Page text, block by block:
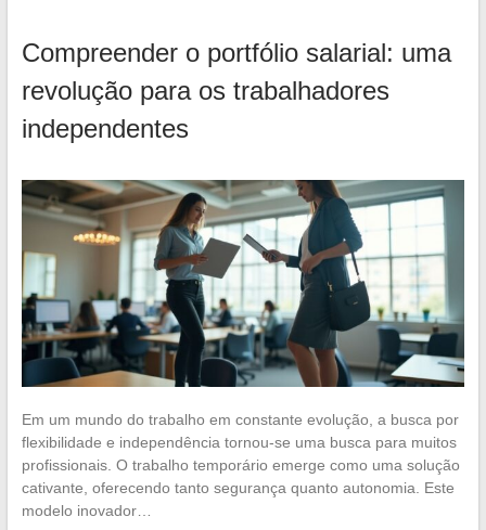
Compreender o portfólio salarial: uma
revolução para os trabalhadores
independentes
Em um mundo do trabalho em constante evolução, a busca por
flexibilidade e independência tornou-se uma busca para muitos
profissionais. O trabalho temporário emerge como uma solução
cativante, oferecendo tanto segurança quanto autonomia. Este
modelo inovador…